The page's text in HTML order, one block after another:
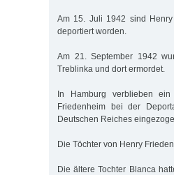
Am 15. Juli 1942 sind
deportiert worden.
Am 21. September 1942
Treblinka und dort ermordet.
In Hamburg verblieben
Friedenheim bei der
Deutschen Reiches
Die Töchter von Henry
Die ältere Tochter Blanca